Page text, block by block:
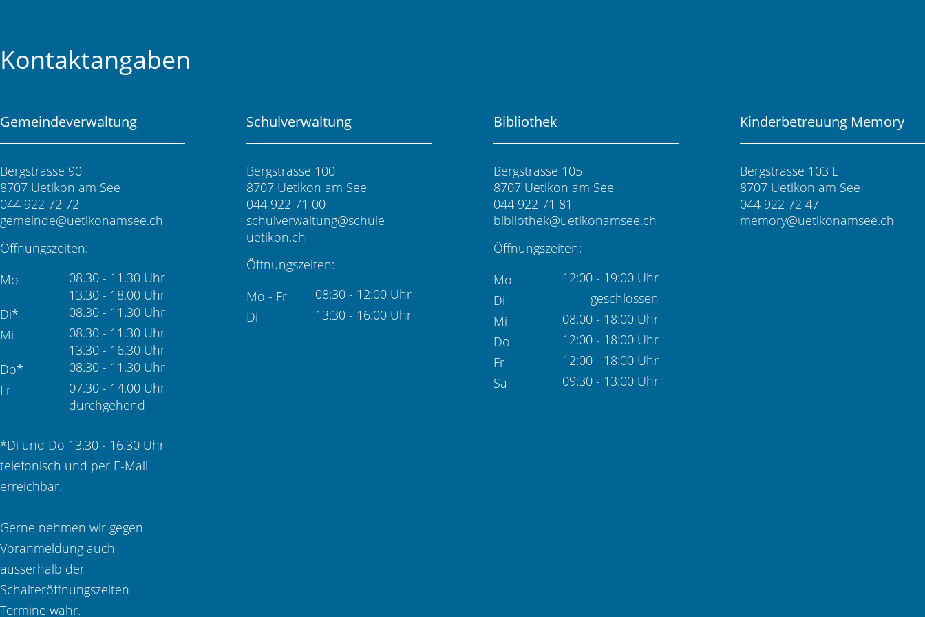
Fusszeile
Kontaktangaben
Gemeindeverwaltung
Bergstrasse 90
8707 Uetikon am See
044 922 72 72
gemeinde@uetikonamsee.ch
Öffnungszeiten:
Mo
08.30 - 11.30 Uhr
13.30 - 18.00 Uhr
Di*
08.30 - 11.30 Uhr
Mi
08.30 - 11.30 Uhr
13.30 - 16.30 Uhr
Do*
08.30 - 11.30 Uhr
Fr
07.30 - 14.00 Uhr
durchgehend
*Di und Do 13.30 - 16.30 Uhr
telefonisch und per E-Mail
erreichbar.
Gerne nehmen wir gegen
Voranmeldung auch
ausserhalb der
Schalteröffnungszeiten
Termine wahr.
Schulverwaltung
Bergstrasse 100
8707 Uetikon am See
044 922 71 00
schulverwaltung@schule-
uetikon.ch
Öffnungszeiten:
Mo - Fr
08:30 - 12:00 Uhr
Di
13:30 - 16:00 Uhr
Bibliothek
Bergstrasse 105
8707 Uetikon am See
044 922 71 81
bibliothek@uetikonamsee.ch
Öffnungszeiten:
Mo
12:00 - 19:00 Uhr
Di
geschlossen
Mi
08:00 - 18:00 Uhr
Do
12:00 - 18:00 Uhr
Fr
12:00 - 18:00 Uhr
Sa
09:30 - 13:00 Uhr
Kinderbetreuung Memory
Bergstrasse 103 E
8707 Uetikon am See
044 922 72 47
memory@uetikonamsee.ch